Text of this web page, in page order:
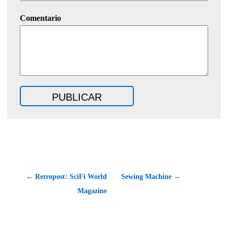
Comentario
← Retropost: SciFi World
Magazine
Sewing Machine →